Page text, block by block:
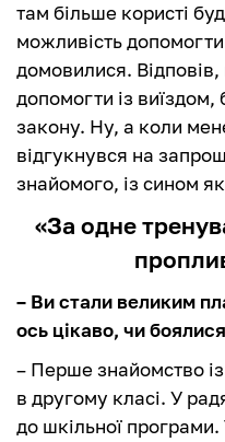
там більше користі
можливість
домовилися.
допомогти із
закону. Ну, а коли
відгукнувся на
знайомого, із сином
«За одне
– Ви стали великим
ось цікаво, чи
– Перше знайомство
в другому класі. У
до шкільної програми.